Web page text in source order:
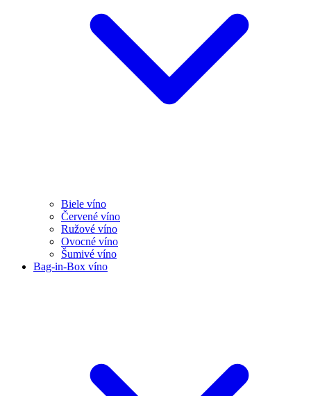
Biele víno
Červené víno
Ružové víno
Ovocné víno
Šumivé víno
Bag-in-Box víno